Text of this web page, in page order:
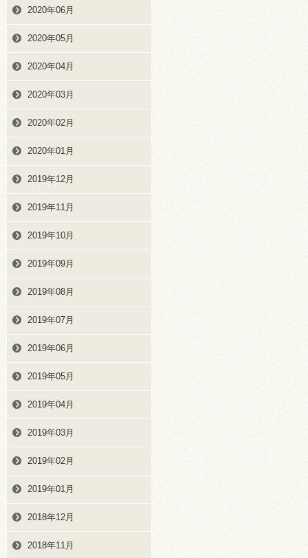
2020年06月
2020年05月
2020年04月
2020年03月
2020年02月
2020年01月
2019年12月
2019年11月
2019年10月
2019年09月
2019年08月
2019年07月
2019年06月
2019年05月
2019年04月
2019年03月
2019年02月
2019年01月
2018年12月
2018年11月